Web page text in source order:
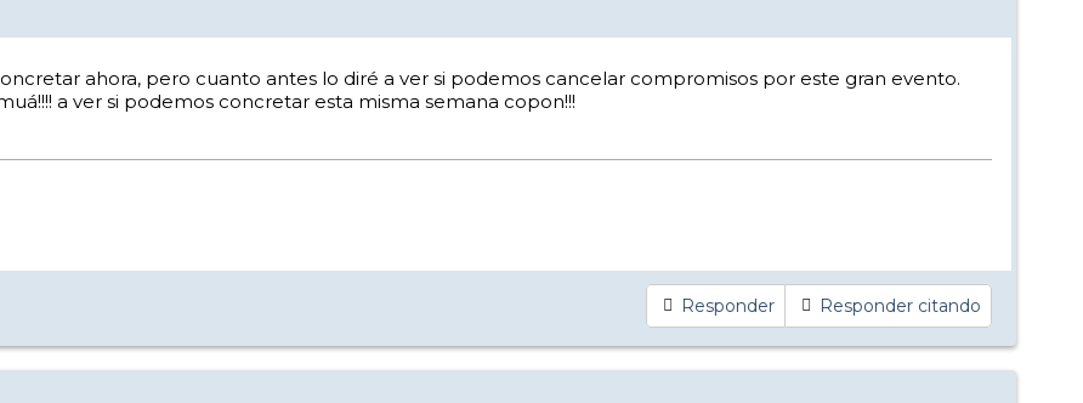
ahora, pero cuanto antes lo diré a ver si podemos cancelar compromisos por este gran evento.
a ver si podemos concretar esta misma semana copon!!!
Responder Responder citando